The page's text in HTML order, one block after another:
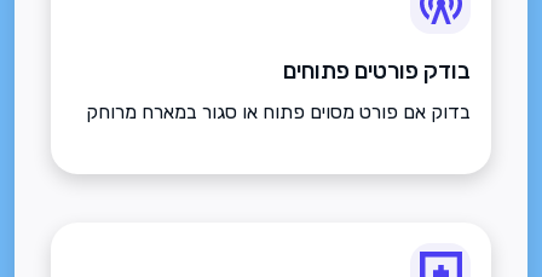
בודק פורטים פתוחים
בדוק אם פורט מסוים פתוח או סגור במארח מרוחק